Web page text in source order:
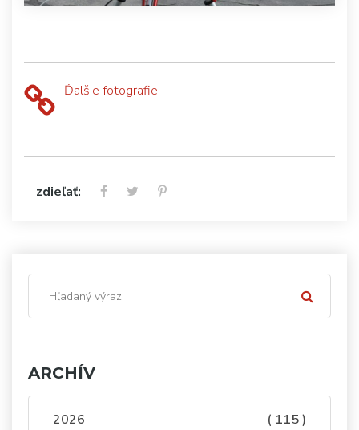
Ďalšie fotografie
zdieľať:
ARCHÍV
2026 ( 115 )